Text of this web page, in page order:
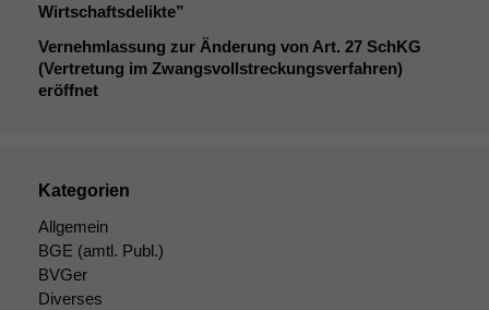
Wirtschaftsdelikte”
Vernehmlassung zur Änderung von Art. 27 SchKG
(Vertretung im Zwangsvollstreckungsverfahren)
eröffnet
Kategorien
Allgemein
BGE (amtl. Publ.)
BVGer
Diverses